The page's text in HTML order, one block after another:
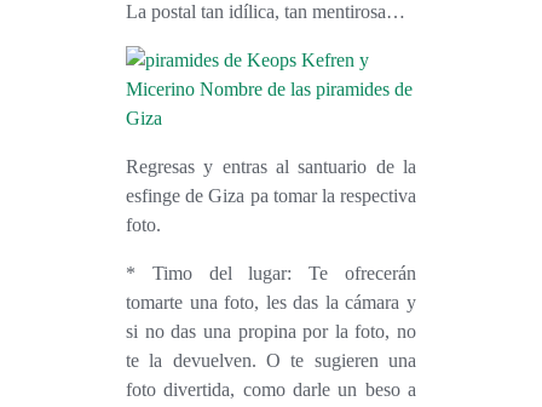
La postal tan idílica, tan mentirosa…
Regresas y entras al santuario de la
esfinge de Giza pa tomar la respectiva
foto.
* Timo del lugar: Te ofrecerán
tomarte una foto, les das la cámara y
si no das una propina por la foto, no
te la devuelven. O te sugieren una
foto divertida, como darle un beso a